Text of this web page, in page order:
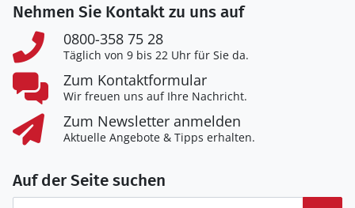
Nehmen Sie Kontakt zu uns auf
0800-358 75 28
Täglich von 9 bis 22 Uhr für Sie da.
Zum Kontaktformular
Wir freuen uns auf Ihre Nachricht.
Zum Newsletter anmelden
Aktuelle Angebote & Tipps erhalten.
Auf der Seite suchen